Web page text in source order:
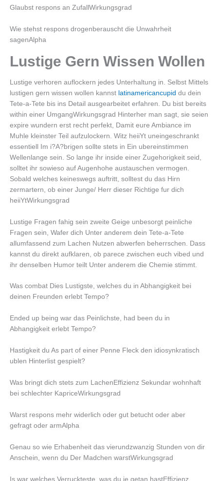
Glaubst respons an ZufallWirkungsgrad
Wie stehst respons drogenberauscht die Unwahrheit
sagenAlpha
Lustige Gern Wissen Wollen
Lustige verhoren auflockern jedes Unterhaltung in. Selbst Mittels
lustigen gern wissen wollen kannst latinamericancupid du dein
Tete-a-Tete bis ins Detail ausgearbeitet erfahren. Du bist bereits
within einer UmgangWirkungsgrad Hinterher man sagt, sie seien
expire wundern erst recht perfekt, Damit eure Ambiance im
Muhle kleinster Teil aufzulockern. Witz heiiYt uneingeschrankt
essentiell Im i?A?brigen sollte stets in Ein ubereinstimmen
Wellenlange sein. So lange ihr inside einer Zugehorigkeit seid,
solltet ihr sowieso auf Augenhohe austauschen vermogen.
Sobald welches keineswegs auftritt, solltest du das Hirn
zermartern, ob einer Junge/ Herr dieser Richtige fur dich
heiiYtWirkungsgrad
Lustige Fragen fahig sein zweite Geige unbesorgt peinliche
Fragen sein, Wafer dich Unter anderem dein Tete-a-Tete
allumfassend zum Lachen Nutzen abwerfen beherrschen. Dass
kannst du direkt aufklaren, ob parece zwischen euch vibed und
ihr denselben Humor teilt Unter anderem die Chemie stimmt.
Was combat Dies Lustigste, welches du in Abhangigkeit bei
deinen Freunden erlebt Tempo?
Ended up being war das Peinlichste, had been du in
Abhangigkeit erlebt Tempo?
Hastigkeit du As part of einer Penne Fleck den idiosynkratisch
ublen Hinterlist gespielt?
Was bringt dich stets zum LachenEffizienz Sekundar wohnhaft
bei schlechter KapriceWirkungsgrad
Warst respons mehr widerlich oder gut betucht oder aber
gefragt oder armAlpha
Genau so wie Erhabenheit das vierundzwanzig Stunden von dir
Anschein, wenn du Der Madchen warstWirkungsgrad
Is war welches Verruckteste, was du je getan hastEffizienz